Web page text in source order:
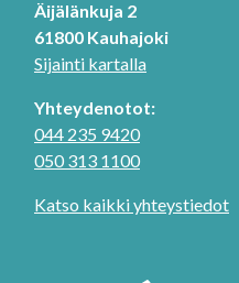
Äijälänkuja 2
61800 Kauhajoki
Sijainti kartalla
Yhteydenotot:
044 235 9420
050 313 1100
Katso kaikki yhteystiedot